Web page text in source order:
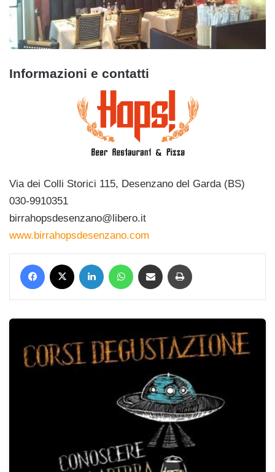
Informazioni e contatti
Via dei Colli Storici 115, Desenzano del Garda (BS)
030-9910351
birrahopsdesenzano@libero.it
www.birrahopsdesenzano.com
Facebook LinkedIn WhatsApp Condividi via mail